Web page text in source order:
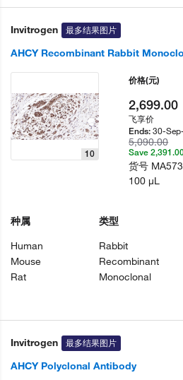
Invitrogen 最多结果图片
AHCY Recombinant Rabbit
10
种属
Human
Mouse
Rat
类型
Rabbit
Recombinant
Monoclonal
价格(元)
2,699.00
飞享价
Ends:30-
5,090.00
Save
货号
100 µL
Invitrogen 最多结果图片
AHCY Polyclonal Antibody